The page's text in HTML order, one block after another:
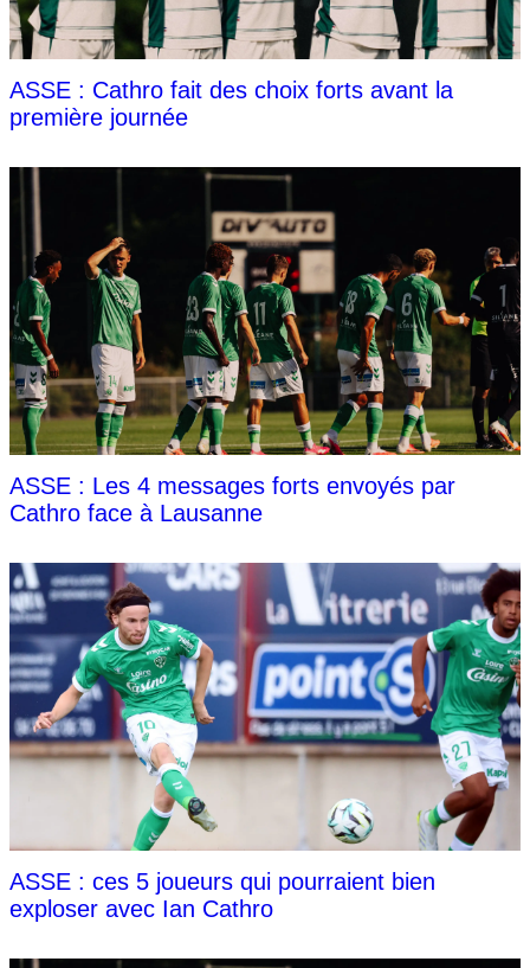
ASSE : Cathro fait des choix forts avant la
première journée
ASSE : Les 4 messages forts envoyés par
Cathro face à Lausanne
ASSE : ces 5 joueurs qui pourraient bien
exploser avec Ian Cathro